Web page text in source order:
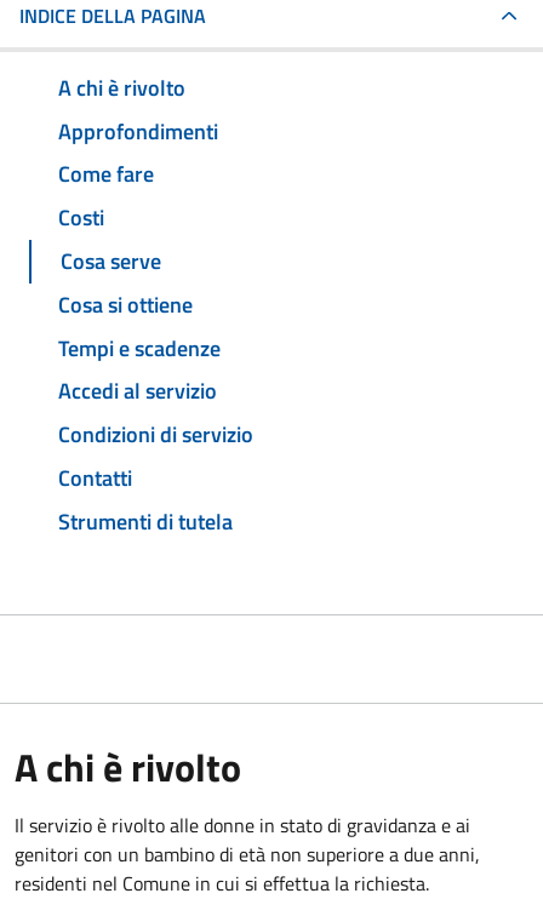
INDICE DELLA PAGINA
A chi è rivolto
Approfondimenti
Come fare
Costi
Cosa serve
Cosa si ottiene
Tempi e scadenze
Accedi al servizio
Condizioni di servizio
Contatti
Strumenti di tutela
A chi è rivolto
Il servizio è rivolto alle donne in stato di gravidanza e ai
genitori con un bambino di età non superiore a due anni,
residenti nel Comune in cui si effettua la richiesta.